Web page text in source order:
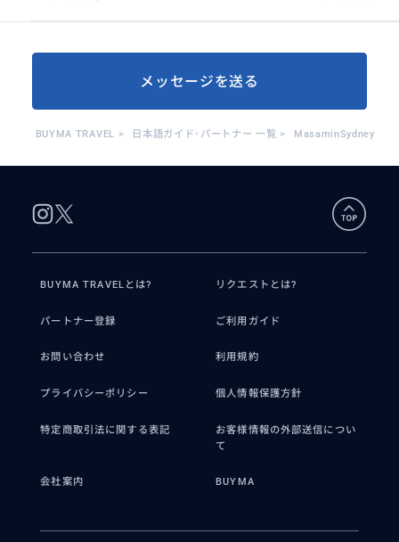
メッセージを送る
BUYMA TRAVEL > 日本語ガイド･パートナー 一覧 > MasaminSydney
BUYMA TRAVELとは? リクエストとは?
パートナー登録 ご利用ガイド
お問い合わせ 利用規約
プライバシーポリシー 個人情報保護方針
特定商取引法に関する表記
お客様情報の外部送信につい
て
会社案内 BUYMA